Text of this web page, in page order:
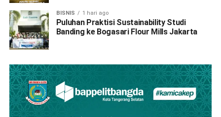
BISNIS 1 hari ago
Puluhan Praktisi Sustainability Studi
Banding ke Bogasari Flour Mills Jakarta